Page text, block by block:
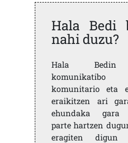
Hala Bedi
nahi duzu?
Hala Bedin
komunitario eta
eraikitzen ari
ehundaka gara
parte hartzen
eragiten digun